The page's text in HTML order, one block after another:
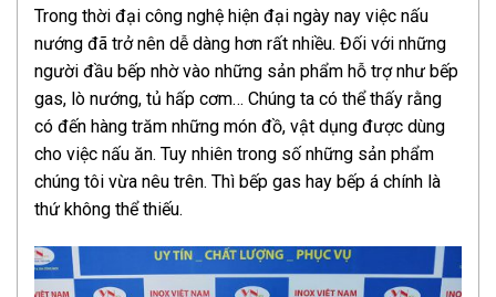
Trong thời đại công nghệ hiện đại ngày nay việc nấu
nướng đã trở nên dễ dàng hơn rất nhiều. Đối với những
người đầu bếp nhờ vào những sản phẩm hỗ trợ như bếp
gas, lò nướng, tủ hấp cơm… Chúng ta có thể thấy rằng
có đến hàng trăm những món đồ, vật dụng được dùng
cho việc nấu ăn. Tuy nhiên trong số những sản phẩm
chúng tôi vừa nêu trên. Thì bếp gas hay bếp á chính là
thứ không thể thiếu.